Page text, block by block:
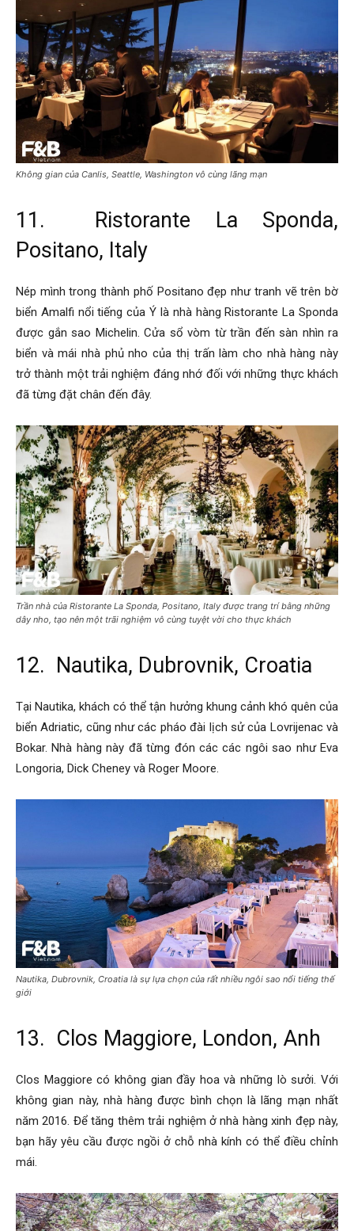
Không gian của Canlis, Seattle, Washington vô cùng lãng mạn
11. Ristorante La Sponda,
Positano, Italy
Nép mình trong thành phố Positano đẹp như tranh vẽ trên bờ
biển Amalfi nổi tiếng của Ý là nhà hàng Ristorante La Sponda
được gắn sao Michelin. Cửa sổ vòm từ trần đến sàn nhìn ra
biển và mái nhà phủ nho của thị trấn làm cho nhà hàng này
trở thành một trải nghiệm đáng nhớ đối với những thực khách
đã từng đặt chân đến đây.
Trần nhà của Ristorante La Sponda, Positano, Italy được trang trí bằng những
dây nho, tạo nên một trãi nghiệm vô cùng tuyệt vời cho thực khách
12. Nautika, Dubrovnik, Croatia
Tại Nautika, khách có thể tận hưởng khung cảnh khó quên của
biển Adriatic, cũng như các pháo đài lịch sử của Lovrijenac và
Bokar. Nhà hàng này đã từng đón các các ngôi sao như Eva
Longoria, Dick Cheney và Roger Moore.
Nautika, Dubrovnik, Croatia là sự lựa chọn của rất nhiều ngôi sao nổi tiếng thế
giới
13. Clos Maggiore, London, Anh
Clos Maggiore có không gian đầy hoa và những lò sưởi. Với
không gian này, nhà hàng được bình chọn là lãng mạn nhất
năm 2016. Để tăng thêm trải nghiệm ở nhà hàng xinh đẹp này,
bạn hãy yêu cầu được ngồi ở chỗ nhà kính có thể điều chỉnh
mái.